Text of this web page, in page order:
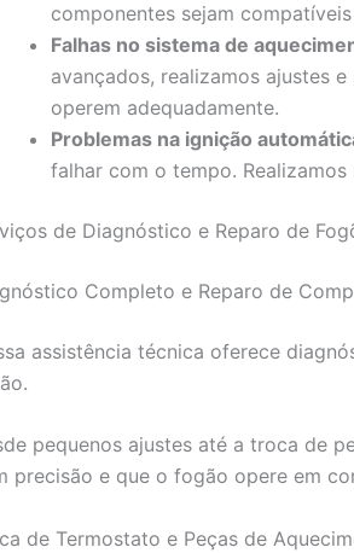
componentes sejam
Falhas no sistema de
avançados, realizamos ajustes
operem adequadamente.
Problemas na ignição
falhar com o tempo.
de Diagnóstico e Reparo de
Completo e Reparo de
assistência técnica oferece
pequenos ajustes até a troca de
precisão e que o fogão opere em
de Termostato e Peças de